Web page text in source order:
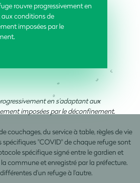
rouvre progressivement en
aux conditions de
imposées par le
en s’adaptant aux
imposées par le déconfinement.
couchages, du service à table, règles de vie
spécifiques "COVID" de chaque refuge sont
spécifique signé entre le gardien et
commune et enregistré par la préfecture.
d'un refuge à l'autre.